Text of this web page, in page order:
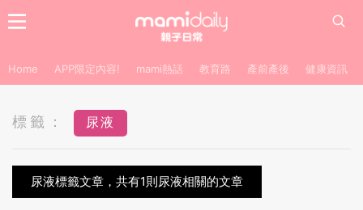
Home APP限定內容! mami熱話 教育路 產前產後 健康資訊
標籤： 尿液
尿液標籤文章，共有1則尿液相關的文章